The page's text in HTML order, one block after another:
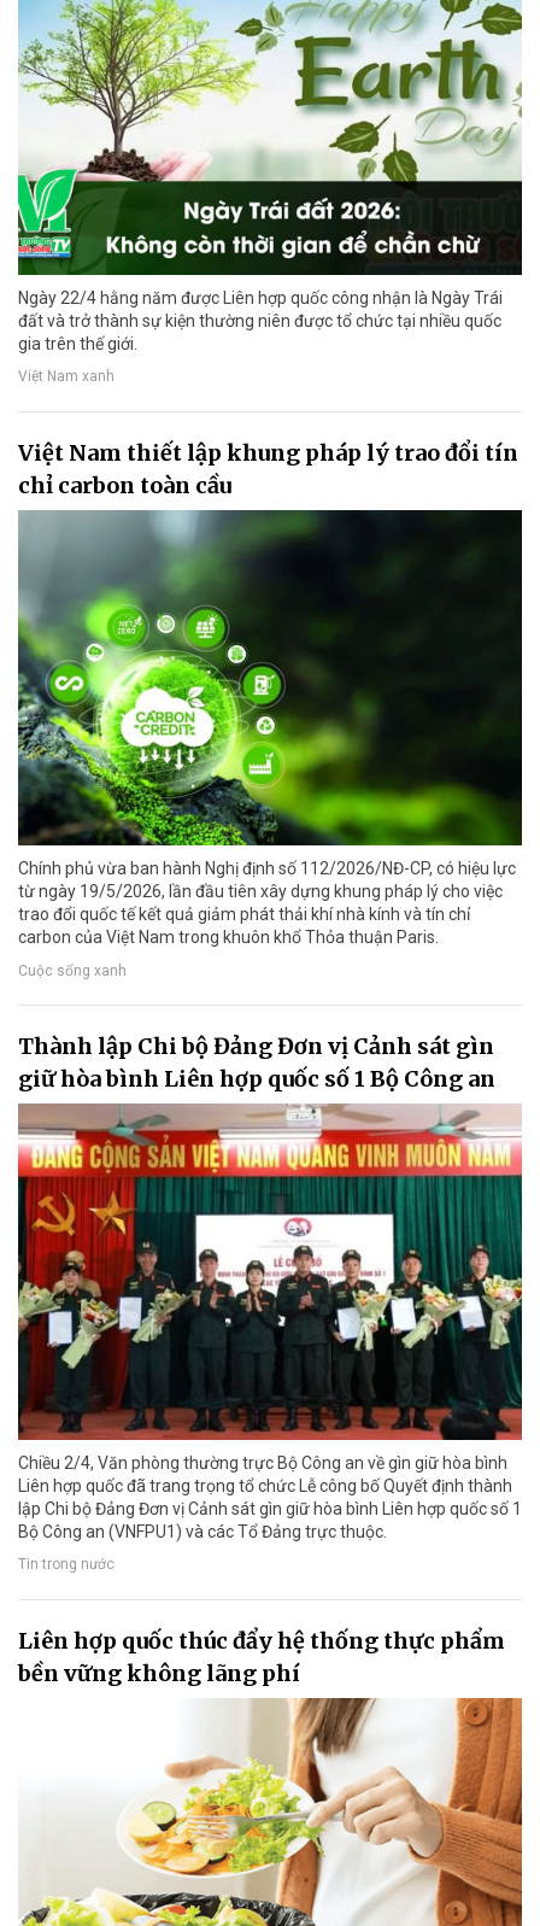
Ngày 22/4 hằng năm được Liên hợp quốc công nhận là Ngày Trái
đất và trở thành sự kiện thường niên được tổ chức tại nhiều quốc
gia trên thế giới.
Việt Nam xanh
Việt Nam thiết lập khung pháp lý trao đổi tín
chỉ carbon toàn cầu
Chính phủ vừa ban hành Nghị định số 112/2026/NĐ-CP, có hiệu lực
từ ngày 19/5/2026, lần đầu tiên xây dựng khung pháp lý cho việc
trao đổi quốc tế kết quả giảm phát thải khí nhà kính và tín chỉ
carbon của Việt Nam trong khuôn khổ Thỏa thuận Paris.
Cuộc sống xanh
Thành lập Chi bộ Đảng Đơn vị Cảnh sát gìn
giữ hòa bình Liên hợp quốc số 1 Bộ Công an
Chiều 2/4, Văn phòng thường trực Bộ Công an về gìn giữ hòa bình
Liên hợp quốc đã trang trọng tổ chức Lễ công bố Quyết định thành
lập Chi bộ Đảng Đơn vị Cảnh sát gìn giữ hòa bình Liên hợp quốc số 1
Bộ Công an (VNFPU1) và các Tổ Đảng trực thuộc.
Tin trong nước
Liên hợp quốc thúc đẩy hệ thống thực phẩm
bền vững không lãng phí